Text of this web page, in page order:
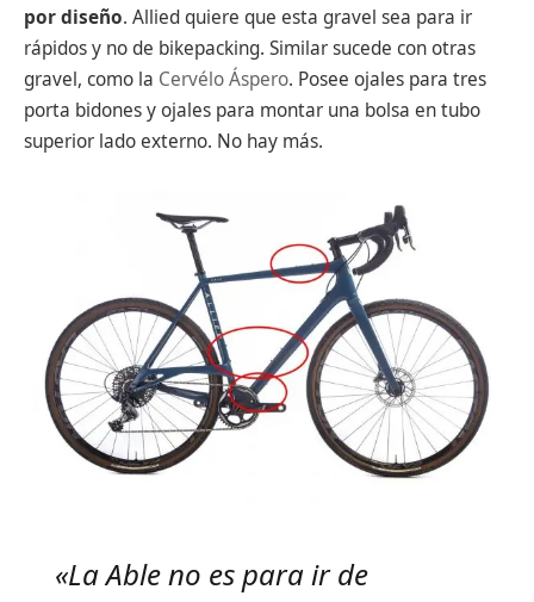
por diseño. Allied quiere que esta gravel sea para ir
rápidos y no de bikepacking. Similar sucede con otras
gravel, como la Cervélo Áspero. Posee ojales para tres
porta bidones y ojales para montar una bolsa en tubo
superior lado externo. No hay más.
«La Able no es para ir de